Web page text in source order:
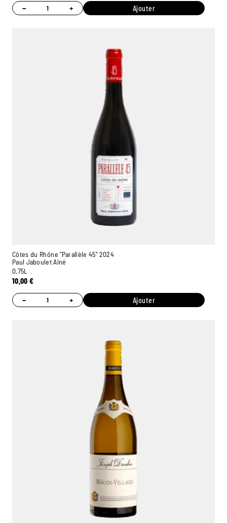
− + Ajouter
Côtes du Rhône "Parallèle 45" 2024
Paul Jaboulet Aîné
0,75L
10,00€
− + Ajouter